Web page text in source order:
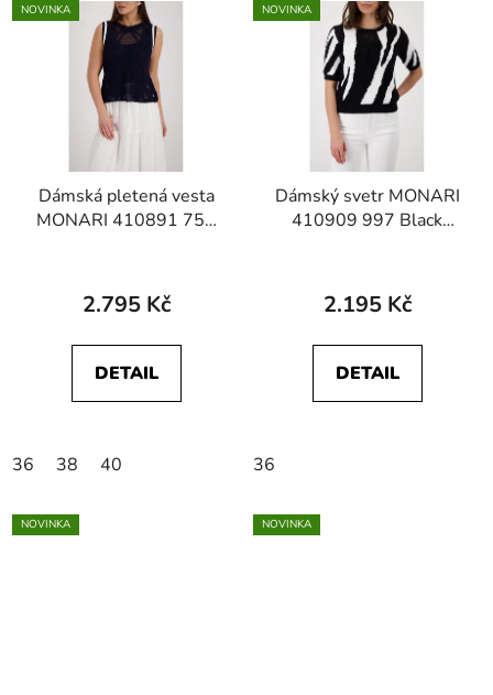
NOVINKA
Dámská pletená vesta
MONARI 410891 755
pattern
2.795 Kč
DETAIL
36 38 40
NOVINKA
Dámský svetr MONARI
410909 997 Black
2.195 Kč
DETAIL
36
NOVINKA NOVINKA